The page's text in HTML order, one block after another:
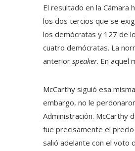
El resultado en la
los dos tercios que se
los demócratas y 127 de
cuatro demócratas. La
anterior speaker. En aquel
McCarthy siguió esa
embargo, no le
Administración. McCarthy
fue precisamente el
salió adelante con el voto